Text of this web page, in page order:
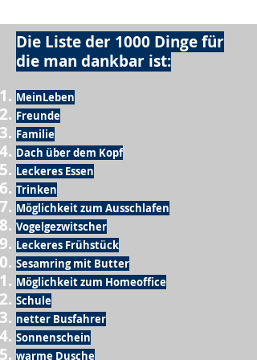
Die Liste der 1000 Dinge für
die man dankbar ist:
MeinLeben
Freunde
Familie
Dach über dem Kopf
Leckeres Essen
Trinken
Möglichkeit zum Ausschlafen
Vogelgezwitscher
Leckeres Frühstück
Sesamring mit Butter
Möglichkeit zum Homeoffice
Schule
netter Busfahrer
Sonnenschein
warme Dusche